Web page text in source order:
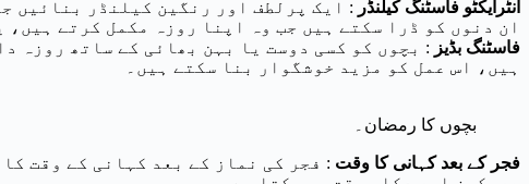
انٹرایکٹو فاسٹنگ کیلنڈر : ایک پرلطف اور رنگین کیلنڈر بنائیں
ان دنوں کو ڈرا سکتے ہیں جب وہ اپنا روزہ مکمل کرتے
فاسٹنگ بڈیز : بچوں کو کسی دوست یا بہن بھائی کے ساتھ روزہ
ہیں، اس عمل کو مزید خوشگوار بنا سکتے ہیں۔
بچوں کا رمضان۔
فجر کے بعد کہانی کا وقت : فجر کی نماز کے بعد کہانی کے وقت